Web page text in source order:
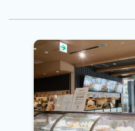
カフェメニューも充実しており
視しています。